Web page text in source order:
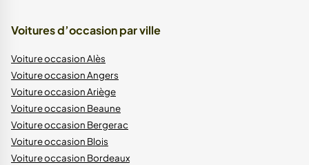
Voitures d’occasion par ville
Voiture occasion Alès
Voiture occasion Angers
Voiture occasion Ariège
Voiture occasion Beaune
Voiture occasion Bergerac
Voiture occasion Blois
Voiture occasion Bordeaux